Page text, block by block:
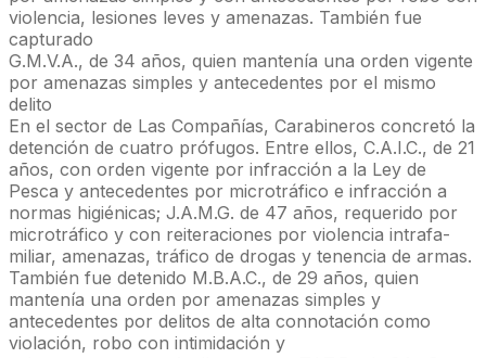
violencia, lesiones leves y amenazas. También fue
capturado
G.M.V.A., de 34 años, quien mantenía una orden vigente
por amenazas simples y antecedentes por el mismo
delito
En el sector de Las Compañías, Carabineros concretó la
detención de cuatro prófugos. Entre ellos, C.A.I.C., de 21
años, con orden vigente por infracción a la Ley de
Pesca y antecedentes por microtráfico e infracción a
normas higiénicas; J.A.M.G. de 47 años, requerido por
microtráfico y con reiteraciones por violencia intrafa-
miliar, amenazas, tráfico de drogas y tenencia de armas.
También fue detenido M.B.A.C., de 29 años, quien
mantenía una orden por amenazas simples y
antecedentes por delitos de alta connotación como
violación, robo con intimidación y